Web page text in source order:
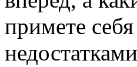
примете